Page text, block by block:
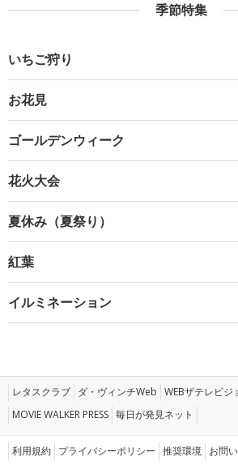
季節特集
いちご狩り
お花見
ゴールデンウィーク
花火大会
夏休み（夏祭り）
紅葉
イルミネーション
レタスクラブ ダ・ヴィンチWeb WEBザテレビジ
MOVIE WALKER PRESS 毎日が発見ネット
利用規約 プライバシーポリシー 推奨環境 お問